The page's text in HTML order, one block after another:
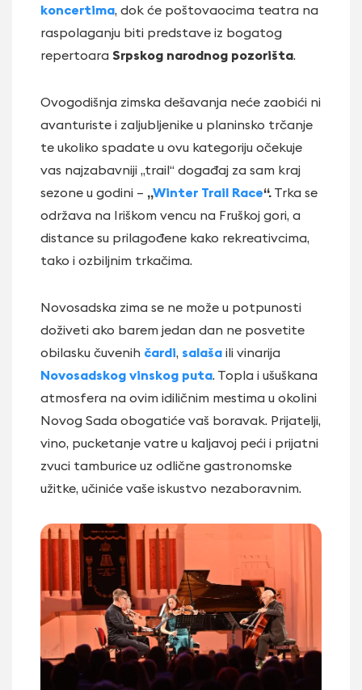
koncertima, dok će poštovaocima teatra na
raspolaganju biti predstave iz bogatog
repertoara Srpskog narodnog pozorišta.
Ovogodišnja zimska dešavanja neće zaobići ni
avanturiste i zaljubljenike u planinsko trčanje
te ukoliko spadate u ovu kategoriju očekuje
vas najzabavniji „trail“ događaj za sam kraj
sezone u godini – „Winter Trail Race“. Trka se
održava na Iriškom vencu na Fruškoj gori, a
distance su prilagođene kako rekreativcima,
tako i ozbiljnim trkačima.
Novosadska zima se ne može u potpunosti
doživeti ako barem jedan dan ne posvetite
obilasku čuvenih čardi, salaša ili vinarija
Novosadskog vinskog puta. Topla i ušuškana
atmosfera na ovim idiličnim mestima u okolini
Novog Sada obogatiće vaš boravak. Prijatelji,
vino, pucketanje vatre u kaljavoj peći i prijatni
zvuci tamburice uz odlične gastronomske
užitke, učiniće vaše iskustvo nezaboravnim.